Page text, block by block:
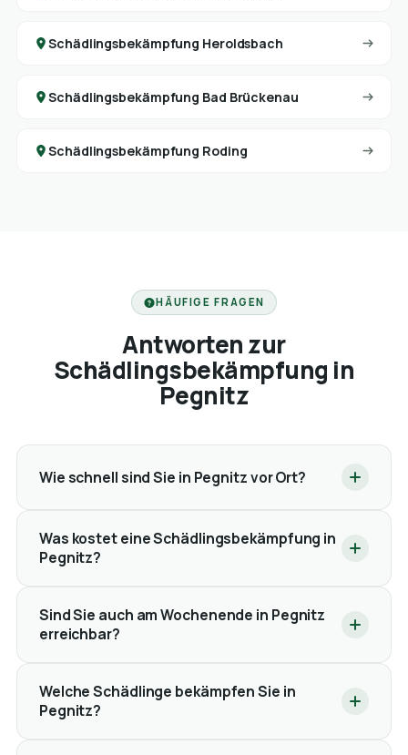
Schädlingsbekämpfung Heroldsbach
Schädlingsbekämpfung Bad Brückenau
Schädlingsbekämpfung Roding
HÄUFIGE FRAGEN
Antworten zur
Schädlingsbekämpfung in
Pegnitz
Wie schnell sind Sie in Pegnitz vor Ort?
Was kostet eine Schädlingsbekämpfung in
Pegnitz?
Sind Sie auch am Wochenende in Pegnitz
erreichbar?
Welche Schädlinge bekämpfen Sie in
Pegnitz?